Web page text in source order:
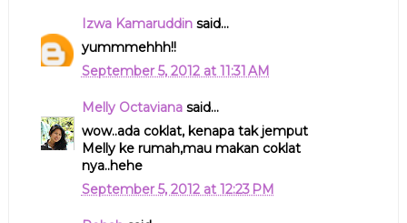
Izwa Kamaruddinsaid...
yummmehhh!!
September 5, 2012 at 11:31 AM
Melly Octavianasaid...
wow..ada coklat, kenapa tak jemput
Melly ke rumah,mau makan coklat
nya..hehe
September 5, 2012 at 12:23 PM